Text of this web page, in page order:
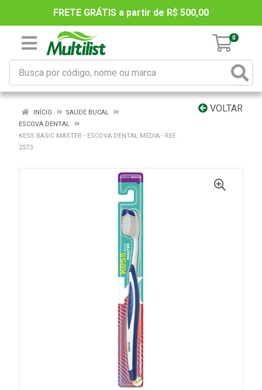
FRETE GRÁTIS a partir de R$ 500,00
0
VOLTAR
INÍCIO
SAÚDE BUCAL
ESCOVA DENTAL
KESS BASIC MASTER - ESCOVA DENTAL MÉDIA - REF.
2573